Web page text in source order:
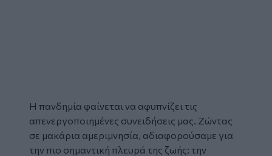
Η πανδημία φαίνεται να αφυπνίζει τις
απενεργοποιημένες συνειδήσεις μας. Ζώντας
σε μακάρια αμεριμνησία, αδιαφορούσαμε για
την πιο σημαντική πλευρά της ζωής: την